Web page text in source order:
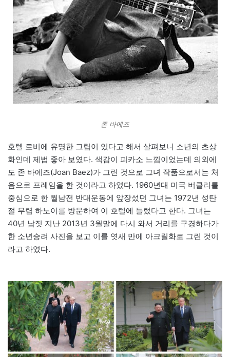
존 바에즈
호텔 로비에 유명한 그림이 있다고 해서 살펴보니 소년의 초상
화인데 제법 좋아 보였다. 색감이 피카소 느낌이었는데 의외에
도 존 바에즈(Joan Baez)가 그린 것으로 그녀 작품으로서는 처
음으로 프레임을 한 것이라고 하였다. 1960년대 미국 버클리를
중심으로 한 월남전 반대운동에 앞장섰던 그녀는 1972년 성탄
절 무렵 하노이를 방문하여 이 호텔에 들렀다고 한다. 그녀는
40년 남짓 지난 2013년 3월말에 다시 와서 거리를 구경하다가
한 소년승려 사진을 보고 이를 엿새 만에 아크릴화로 그린 것이
라고 하였다.